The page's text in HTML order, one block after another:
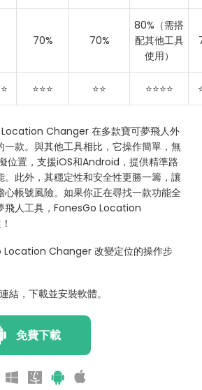
70% 70%
80%（需搭
配其他工具
使用）
⭐⭐⭐ ⭐⭐ ⭐⭐⭐⭐
Changer 在多款寶可夢飛人外
一款。與其他工具相比，它操作簡單，無
位置，支援iOS和Android，提供精準路
。此外，其穩定性和安全性更勝一籌，讓
心帳號風險。如果你正在尋找一款功能全
飛人工具，FonesGo Location
Location Changer 改變定位的操作步
結，下載並安裝軟體。
免費下載